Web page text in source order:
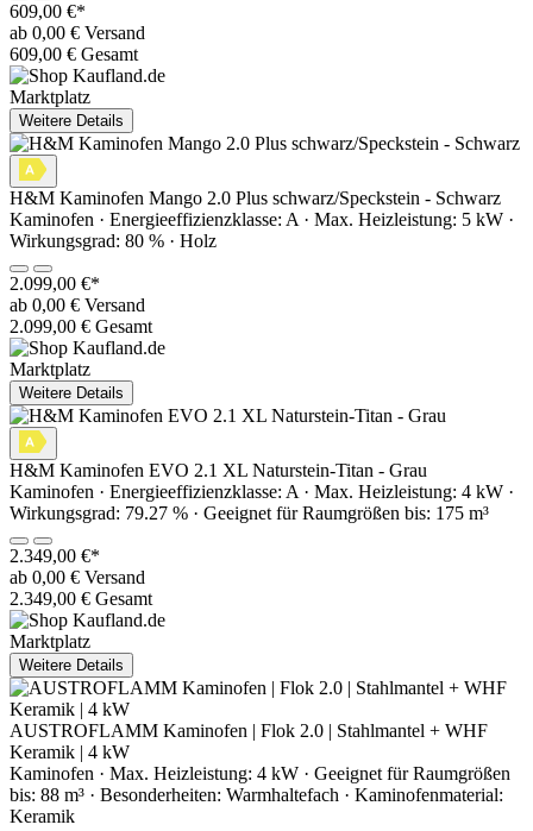
609,00 €*
ab 0,00 € Versand
609,00 € Gesamt
Marktplatz
Weitere Details
H&M Kaminofen Mango 2.0 Plus schwarz/Speckstein - Schwarz
Kaminofen · Energieeffizienzklasse: A · Max. Heizleistung: 5 kW ·
Wirkungsgrad: 80 % · Holz
2.099,00 €*
ab 0,00 € Versand
2.099,00 € Gesamt
Marktplatz
Weitere Details
H&M Kaminofen EVO 2.1 XL Naturstein-Titan - Grau
Kaminofen · Energieeffizienzklasse: A · Max. Heizleistung: 4 kW ·
Wirkungsgrad: 79.27 % · Geeignet für Raumgrößen bis: 175 m³
2.349,00 €*
ab 0,00 € Versand
2.349,00 € Gesamt
Marktplatz
Weitere Details
AUSTROFLAMM Kaminofen | Flok 2.0 | Stahlmantel + WHF
Keramik | 4 kW
Kaminofen · Max. Heizleistung: 4 kW · Geeignet für Raumgrößen
bis: 88 m³ · Besonderheiten: Warmhaltefach · Kaminofenmaterial:
Keramik